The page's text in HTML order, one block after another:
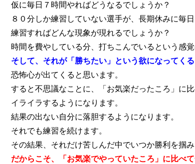
仮に毎日７時間やればどうなるでしょうか？
８０分しか練習していない選手が、長期休みに毎
練習すればどんな現象が現れるでしょうか？
時間を費やしている分、打ちこんでいるという感
そして、それが「勝ちたい」という欲になってくる
恐怖心が出てくると思います。
すると不思議なことに、「お気楽だったころ」に
イライラするようになります。
結果の出ない自分に落胆するようになります。
それでも練習を続けます。
その結果、それだけ苦しんだ中でいつか勝利を掴み
だからこそ、「お気楽でやっていたころ」に比べ